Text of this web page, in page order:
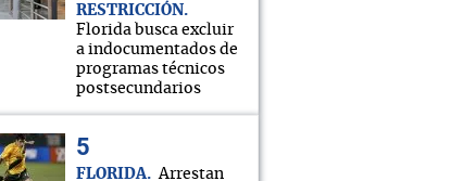
RESTRICCIÓN
Florida busca excluir
a indocumentados de
programas técnicos
postsecundarios
FLORIDA
Arrestan